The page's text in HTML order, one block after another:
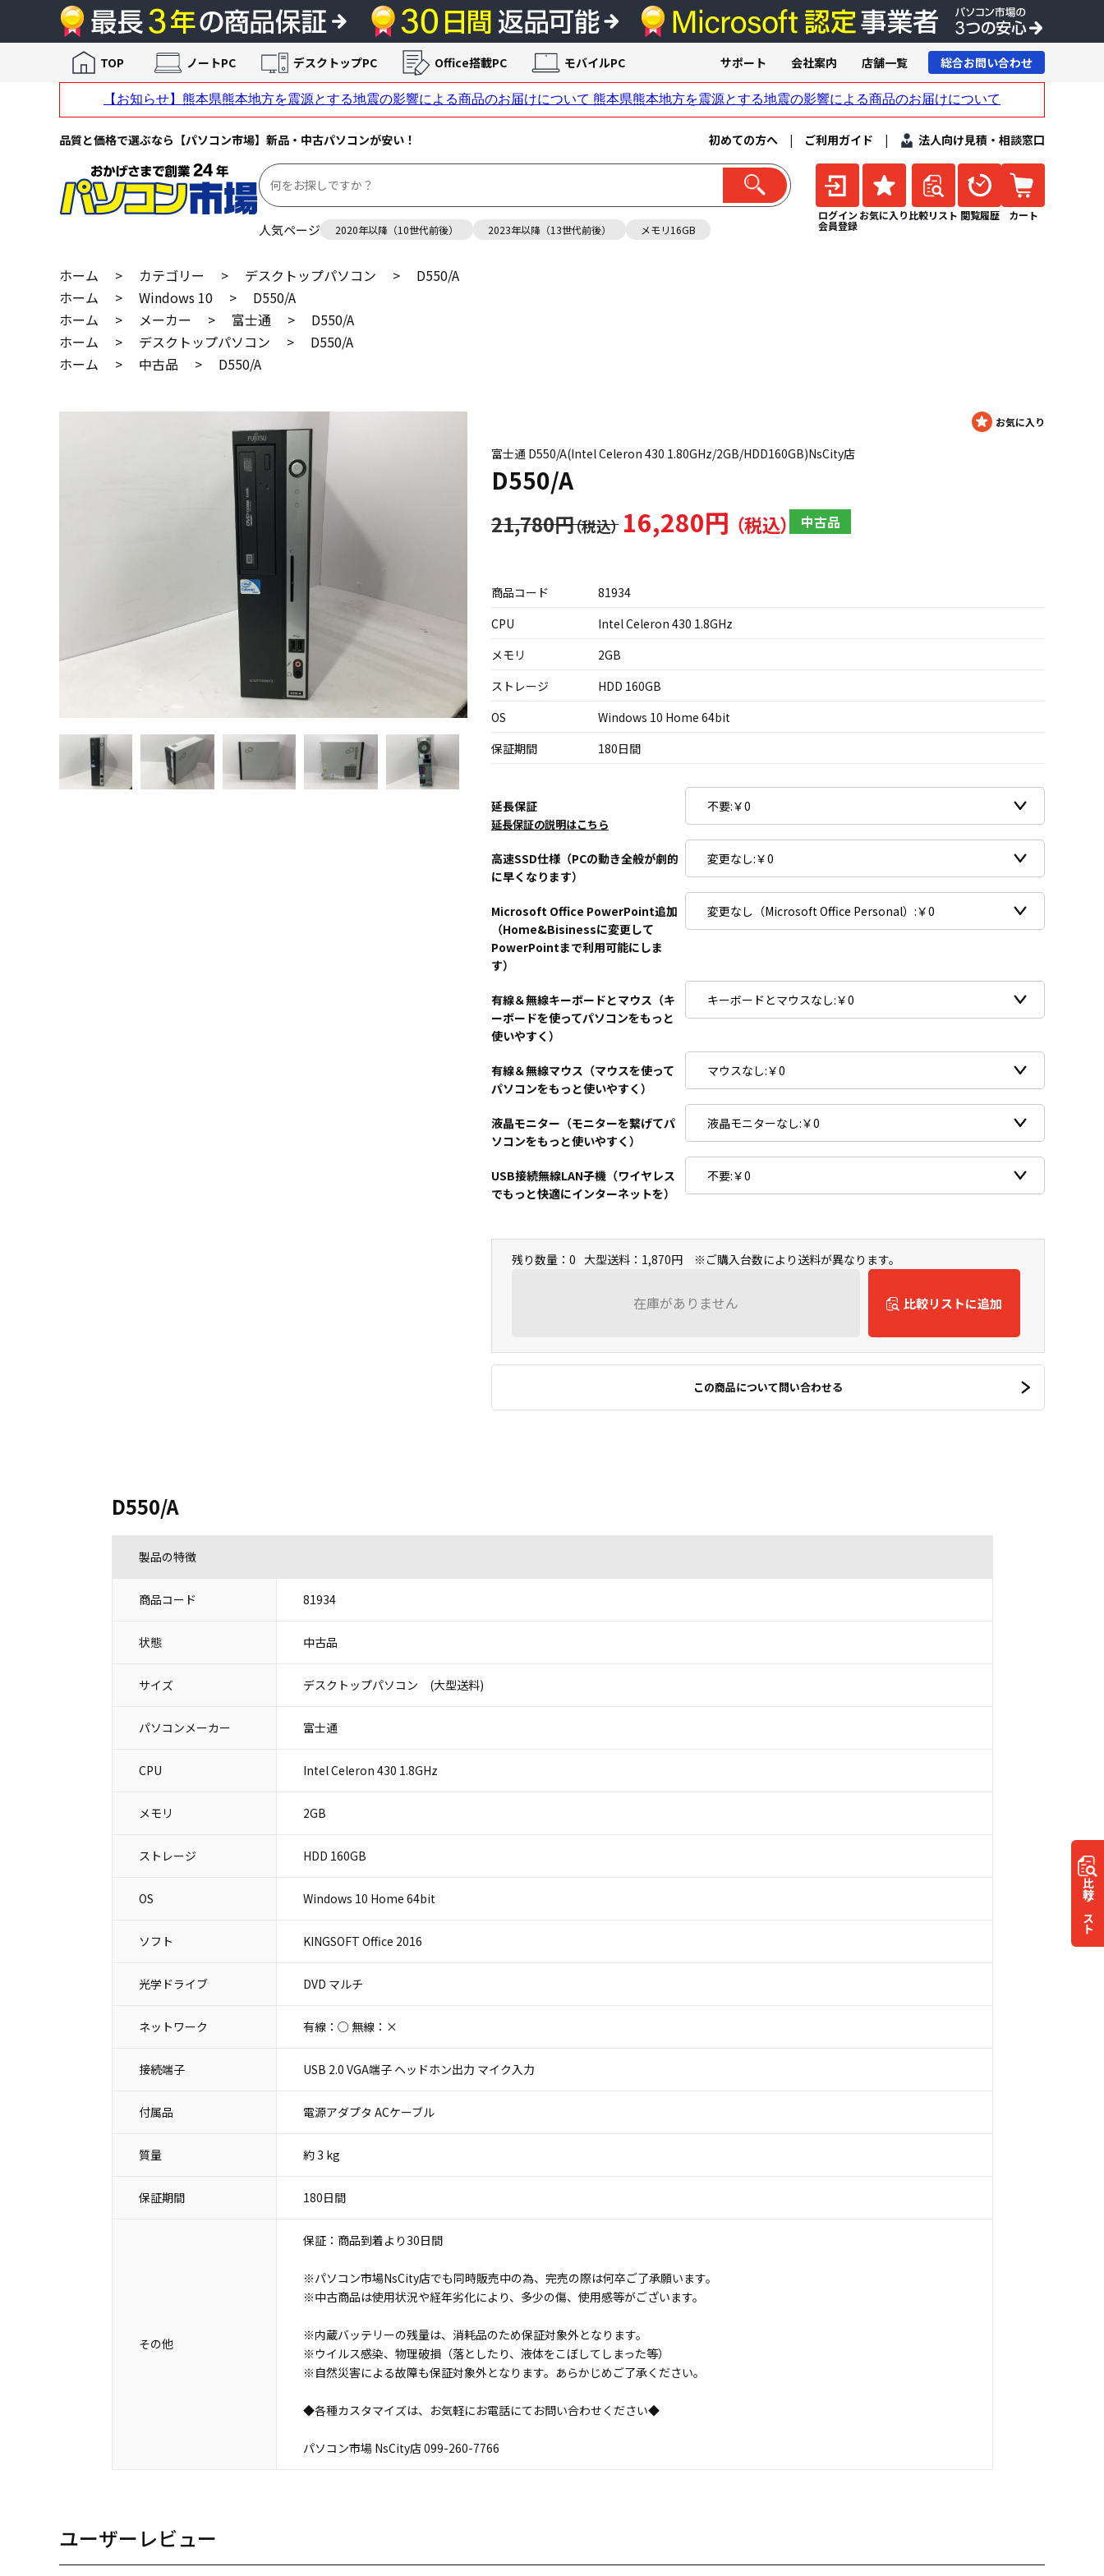
品質と価格で選ぶなら【パソコン市場】新品・中古パソコンが安い！ 初めての方へ | ご利用ガイド | 法人向け見積・相談窓口
人気ページ 2020年以降（10世代前後） 2023年以降（13世代前後） メモリ16GB
ログイン
会員登録
お気に入り 比較リスト 閲覧履歴 カート
TOP ノートPC デスクトップPC Office搭載PC モバイルPC サポート 会社案内 店舗一覧 総合お問い合わせ
ホーム > カテゴリー > デスクトップパソコン >
D550/A
ホーム
> Windows 10 >
D550/A
ホーム
> メーカー > 富士通 >
D550/A
ホーム
> デスクトップパソコン >
D550/A
ホーム
> 中古品 > D550/A
富士通 D550/A(Intel Celeron 430 1.80GHz/2GB/HDD160GB)NsCity店
D550/A
16,280円 中古品
21,780円
商品コード
81934
CPU
Intel Celeron 430 1.8GHz
メモリ
2GB
ストレージ
HDD 160GB
OS
Windows 10 Home 64bit
保証期間
180日間
延長保証
延長保証の説明はこちら
高速SSD仕様（PCの動き全般が劇的
に早くなります）
Microsoft Office PowerPoint追加
（Home&Bisinessに変更して
PowerPointまで利用可能にしま
す）
有線＆無線キーボードとマウス（キ
ーボードを使ってパソコンをもっと
使いやすく）
有線＆無線マウス（マウスを使って
パソコンをもっと使いやすく）
液晶モニター（モニターを繋げてパ
ソコンをもっと使いやすく）
USB接続無線LAN子機（ワイヤレス
でもっと快適にインターネットを）
残り数量：0 大型送料：1,870円 ※ご購入台数により送料が異なります。
在庫がありません 比較リストに追加
この商品について問い合わせる
比較
リスト
D550/A
製品の特徴
商品コード 81934
状態 中古品
サイズ デスクトップパソコン (大型送料)
パソコンメーカー 富士通
CPU Intel Celeron 430 1.8GHz
メモリ 2GB
ストレージ HDD 160GB
OS Windows 10 Home 64bit
ソフト KINGSOFT Office 2016
光学ドライブ DVD マルチ
ネットワーク 有線：○ 無線：×
接続端子 USB 2.0 VGA端子 ヘッドホン出力 マイク入力
付属品 電源アダプタ ACケーブル
質量 約 3 kg
保証期間 180日間
その他
保証：商品到着より30日間
※パソコン市場NsCity店でも同時販売中の為、完売の際は何卒ご了承願います。
※中古商品は使用状況や経年劣化により、多少の傷、使用感等がございます。
※内蔵バッテリーの残量は、消耗品のため保証対象外となります。
※ウイルス感染、物理破損（落としたり、液体をこぼしてしまった等）
※自然災害による故障も保証対象外となります。あらかじめご了承ください。
◆各種カスタマイズは、お気軽にお電話にてお問い合わせください◆
パソコン市場 NsCity店 099-260-7766
ユーザーレビュー